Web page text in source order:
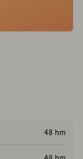
48 hm